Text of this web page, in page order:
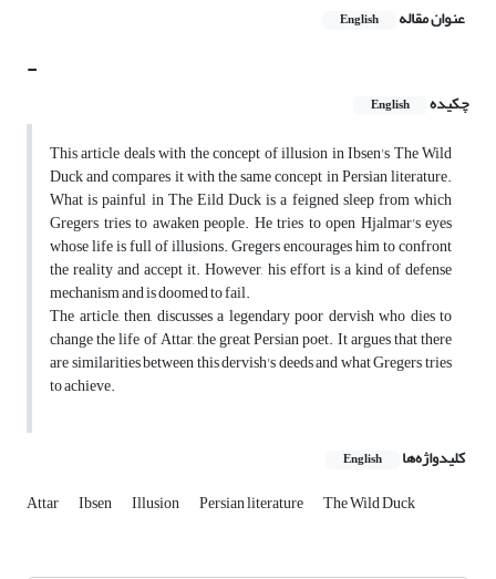
عنوان مقاله English
-
چکیده English
This article deals with the concept of illusion in Ibsen's The Wild
Duck and compares it with the same concept in Persian literature.
What is painful in The Eild Duck is a feigned sleep from which
Gregers tries to awaken people. He tries to open Hjalmar's eyes
whose life is full of illusions. Gregers encourages him to confront
the reality and accept it. However, his effort is a kind of defense
mechanism and is doomed to fail.
The article, then, discusses a legendary poor dervish who dies to
change the life of Attar, the great Persian poet. It argues that there
are similarities between this dervish's deeds and what Gregers tries
to achieve.
کلیدواژه‌ها English
Attar Ibsen Illusion Persian literature The Wild Duck